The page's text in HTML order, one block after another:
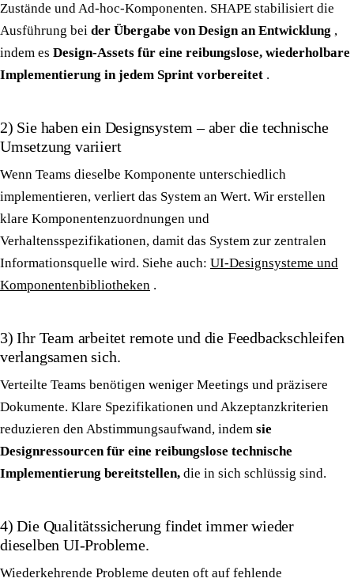
Zustände und Ad-hoc-Komponenten. SHAPE stabilisiert die
Ausführung bei der Übergabe von Design an Entwicklung ,
indem es Design-Assets für eine reibungslose, wiederholbare
Implementierung in jedem Sprint vorbereitet .
2) Sie haben ein Designsystem – aber die technische
Umsetzung variiert
Wenn Teams dieselbe Komponente unterschiedlich
implementieren, verliert das System an Wert. Wir erstellen
klare Komponentenzuordnungen und
Verhaltensspezifikationen, damit das System zur zentralen
Informationsquelle wird. Siehe auch: UI-Designsysteme und
Komponentenbibliotheken .
3) Ihr Team arbeitet remote und die Feedbackschleifen
verlangsamen sich.
Verteilte Teams benötigen weniger Meetings und präzisere
Dokumente. Klare Spezifikationen und Akzeptanzkriterien
reduzieren den Abstimmungsaufwand, indem sie
Designressourcen für eine reibungslose technische
Implementierung bereitstellen, die in sich schlüssig sind.
4) Die Qualitätssicherung findet immer wieder
dieselben UI-Probleme.
Wiederkehrende Probleme deuten oft auf fehlende